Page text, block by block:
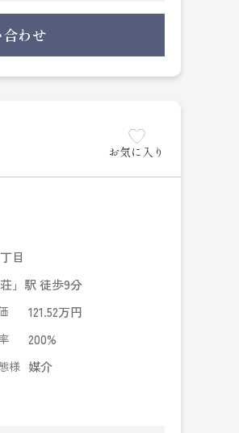
わせ
お気に入り
目
」駅 徒歩9分
121.52万円
200%
様 媒介